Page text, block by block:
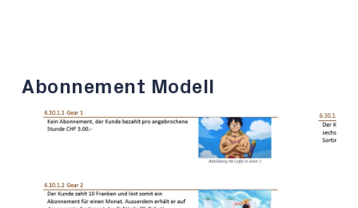
Abonnement Modell